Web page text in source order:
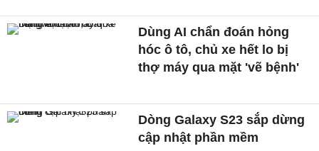
Dùng AI chẩn đoán hỏng
hóc ô tô, chủ xe hết lo bị
thợ máy qua mặt 'vẽ bệnh'
Dòng Galaxy S23 sắp dừng
cập nhật phần mềm